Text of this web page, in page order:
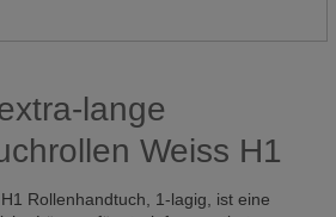
lange
Weiss H1
Rollenhandtuch, 1-lagig, ist eine